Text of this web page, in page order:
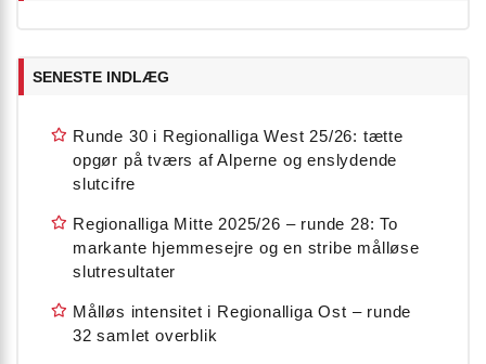
SENESTE INDLÆG
Runde 30 i Regionalliga West 25/26: tætte
opgør på tværs af Alperne og enslydende
slutcifre
Regionalliga Mitte 2025/26 – runde 28: To
markante hjemmesejre og en stribe målløse
slutresultater
Målløs intensitet i Regionalliga Ost – runde
32 samlet overblik